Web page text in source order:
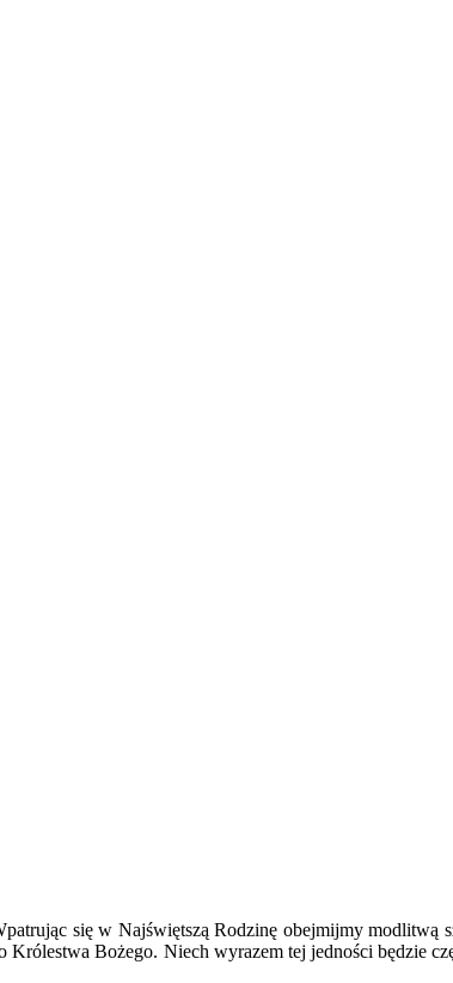
się w Najświętszą Rodzinę obejmijmy modlitwą
Bożego. Niech wyrazem tej jedności będzie